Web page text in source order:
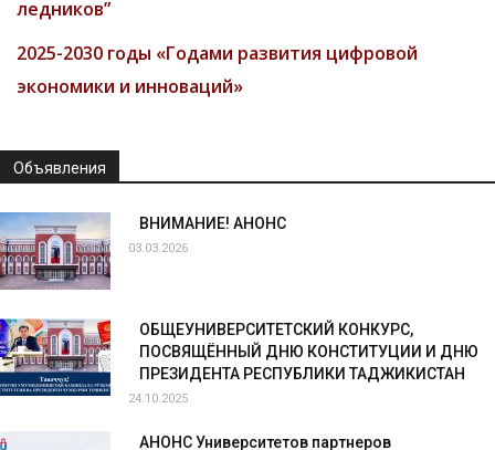
ледников”
2025-2030 годы «Годами развития цифровой
экономики и инноваций»
Объявления
ВНИМАНИЕ! АНОНС
03.03.2026
ОБЩЕУНИВЕРСИТЕТСКИЙ КОНКУРС,
ПОСВЯЩЁННЫЙ ДНЮ КОНСТИТУЦИИ И ДНЮ
ПРЕЗИДЕНТА РЕСПУБЛИКИ ТАДЖИКИСТАН
24.10.2025
АНОНС Университетов партнеров